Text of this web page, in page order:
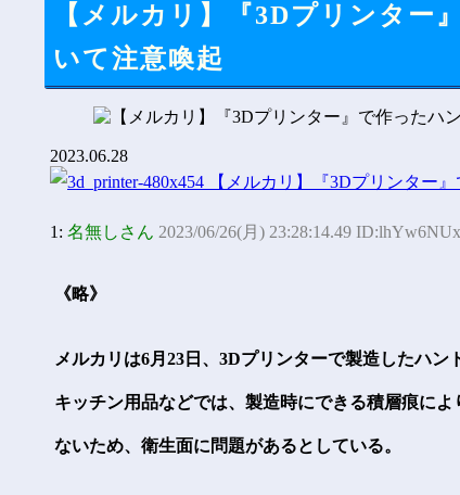
【メルカリ】『3Dプリンター
いて注意喚起
2023.06.28
1: 名無しさん 2023/06/26(月) 23:28:14.49
《略》
メルカリは6月23日、3Dプリンターで製造したハ
キッチン用品などでは、製造時にできる積層痕に
ないため、衛生面に問題があるとしている。